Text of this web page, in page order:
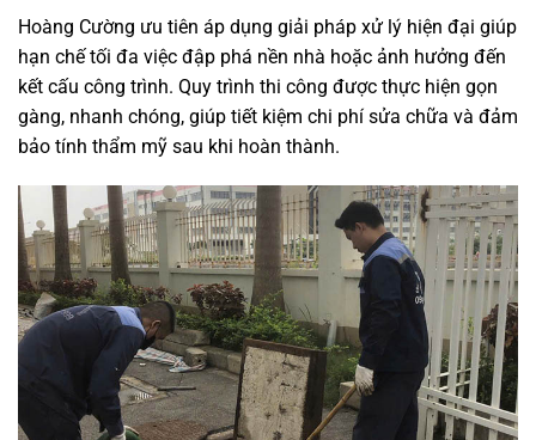
Hoàng Cường ưu tiên áp dụng giải pháp xử lý hiện đại giúp
hạn chế tối đa việc đập phá nền nhà hoặc ảnh hưởng đến
kết cấu công trình. Quy trình thi công được thực hiện gọn
gàng, nhanh chóng, giúp tiết kiệm chi phí sửa chữa và đảm
bảo tính thẩm mỹ sau khi hoàn thành.